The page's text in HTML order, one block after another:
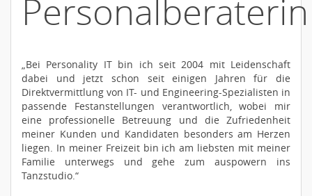
Personalberaterin
„Bei Personality IT bin ich seit 2004 mit Leidenschaft
dabei und jetzt schon seit einigen Jahren für die
Direktvermittlung von IT- und Engineering-Spezialisten in
passende Festanstellungen verantwortlich, wobei mir
eine professionelle Betreuung und die Zufriedenheit
meiner Kunden und Kandidaten besonders am Herzen
liegen. In meiner Freizeit bin ich am liebsten mit meiner
Familie unterwegs und gehe zum auspowern ins
Tanzstudio.“